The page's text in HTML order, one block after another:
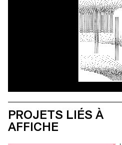
PROJETS LIÉS À
AFFICHE